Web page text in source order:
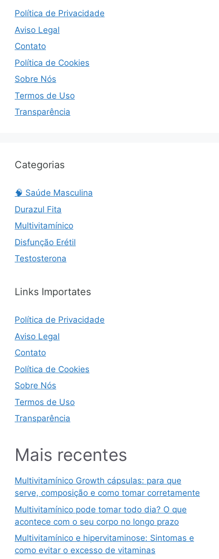
Política de Privacidade
Aviso Legal
Contato
Política de Cookies
Sobre Nós
Termos de Uso
Transparência
Categorias
🧠 Saúde Masculina
Durazul Fita
Multivitamínico
Disfunção Erétil
Testosterona
Links Importates
Política de Privacidade
Aviso Legal
Contato
Política de Cookies
Sobre Nós
Termos de Uso
Transparência
Mais recentes
Multivitamínico Growth cápsulas: para que
serve, composição e como tomar corretamente
Multivitamínico pode tomar todo dia? O que
acontece com o seu corpo no longo prazo
Multivitamínico e hipervitaminose: Sintomas e
como evitar o excesso de vitaminas